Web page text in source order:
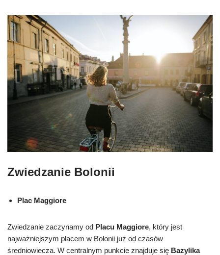
Zwiedzanie Bolonii
Plac Maggiore
Zwiedzanie zaczynamy od Placu Maggiore, który jest
najważniejszym placem w Bolonii już od czasów
średniowiecza. W centralnym punkcie znajduje się Bazylika